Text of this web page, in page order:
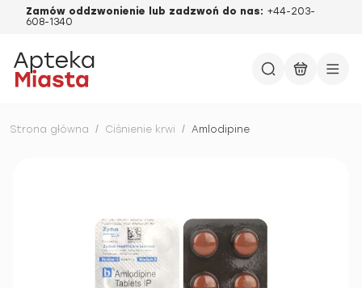
Zamów oddzwonienie lub zadzwoń do nas: +44-203-
608-1340
Strona główna / Ciśnienie krwi / Amlodipine